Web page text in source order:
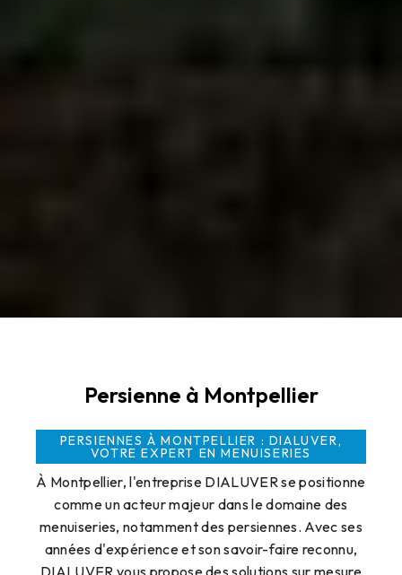
Persienne à Montpellier
PERSIENNES À MONTPELLIER : DIALUVER,
VOTRE EXPERT EN MENUISERIES
À Montpellier, l'entreprise DIALUVER se positionne
comme un acteur majeur dans le domaine des
menuiseries, notamment des persiennes. Avec ses
années d'expérience et son savoir-faire reconnu,